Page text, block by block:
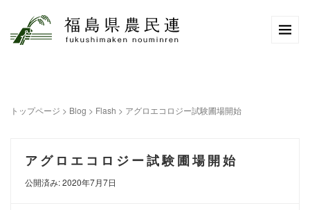
トップページ > Blog > Flash > アグロエコロジー試験圃場開始
アグロエコロジー試験圃場開始
公開済み: 2020年7月7日